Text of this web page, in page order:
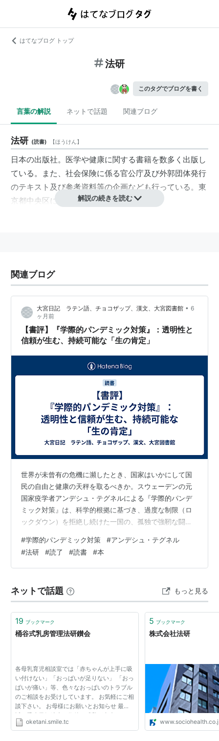
はてなブログ トップ
法研
このタグでブログを書く
言葉の解説 ネットで話題 関連ブログ
法研 (読書) 【ほうけん】
日本の出版社。医学や健康に関する書籍を数多く出版し
ている。また、社会保険に係る官公庁及び外郭団体発行
のテキスト及び参考資料等の企画なども行っている。東
京都中央区に本社がある。解説の続きを読む
関連ブログ
大宮日記 ラテン語、チョコザップ、漢文、大宮図書館 • 6
ヶ月前
【書評】『学際的パンデミック対策』：透明性と
信頼が生む、持続可能な「生の肯定」
世界が未曾有の危機に瀕したとき、国家はいかにして国
民の自由と健康の天秤を取るべきか。スウェーデンの元
国家疫学者アンデシュ・テグネルによる『学際的パンデ
ミック対策』は、科学的根拠に基づき、過度な制限（ロ
ックダウン）を拒絶し続けた一国の、孤独で強靭な闘い
略」なきままに導入した厳格な行動制限に対する、テグ
ネルの冷徹なアセスメントにある。彼は、感染の完全な
抑え込みという目標そのものを「非現実的」と断じ、数
期間閉鎖し続けることの不可能性を説く。ここで語られ
るのは、単なる疫学的なデータではなく、社会がいか
#学際的パンデミック対策 #アンデシュ・テグネル
#法研 #読了 #読書 #本
ネットで話題 もっと見る
19 ブックマーク
桶谷式乳房管理法研鑚会
各母乳育児相談室では「赤ちゃんが上手に吸
い付けない」「おっぱいが足りない」 「おっ
ぱいが痛い」等、色々なおっぱいのトラブル
のご相談をお受けしています。 お気軽にご相
談下さい。 お母様にお願いとお知らせ 最
近 舌小帯短縮症の術後、哺乳が出来ないと
いう事でご相談にみえる方が増えています。
oketani.smile.tc
5 ブックマーク
株式会社法研